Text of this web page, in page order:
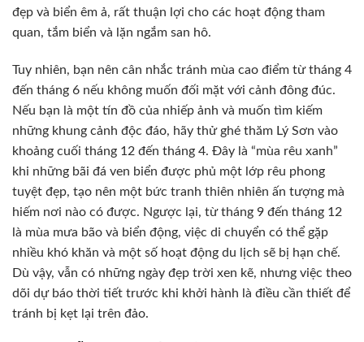
đẹp và biển êm ả, rất thuận lợi cho các hoạt động tham
quan, tắm biển và lặn ngắm san hô.
Tuy nhiên, bạn nên cân nhắc tránh mùa cao điểm từ tháng 4
đến tháng 6 nếu không muốn đối mặt với cảnh đông đúc.
Nếu bạn là một tín đồ của nhiếp ảnh và muốn tìm kiếm
những khung cảnh độc đáo, hãy thử ghé thăm Lý Sơn vào
khoảng cuối tháng 12 đến tháng 4. Đây là “mùa rêu xanh”
khi những bãi đá ven biển được phủ một lớp rêu phong
tuyệt đẹp, tạo nên một bức tranh thiên nhiên ấn tượng mà
hiếm nơi nào có được. Ngược lại, từ tháng 9 đến tháng 12
là mùa mưa bão và biển động, việc di chuyển có thể gặp
nhiều khó khăn và một số hoạt động du lịch sẽ bị hạn chế.
Dù vậy, vẫn có những ngày đẹp trời xen kẽ, nhưng việc theo
dõi dự báo thời tiết trước khi khởi hành là điều cần thiết để
tránh bị kẹt lại trên đảo.